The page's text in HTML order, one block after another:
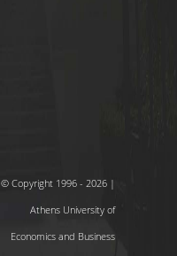
© Copyright 1996 - 2026 |
Athens University of
Economics and Business